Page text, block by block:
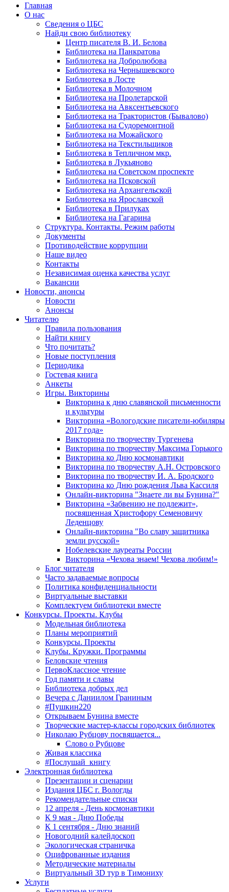
Главная
О нас
Сведения о ЦБС
Найди свою библиотеку
Центр писателя В. И. Белова
Библиотека на Панкратова
Библиотека на Добролюбова
Библиотека на Чернышевского
Библиотека в Лосте
Библиотека в Молочном
Библиотека на Пролетарской
Библиотека на Авксентьевского
Библиотека на Трактористов (Бывалово)
Библиотека на Судоремонтной
Библиотека на Можайского
Библиотека на Текстильщиков
Библиотека в Тепличном мкр.
Библиотека в Лукьяново
Библиотека на Советском проспекте
Библиотека на Псковской
Библиотека на Архангельской
Библиотека на Ярославской
Библиотека в Прилуках
Библиотека на Гагарина
Структура. Контакты. Режим работы
Документы
Противодействие коррупции
Наше видео
Контакты
Независимая оценка качества услуг
Вакансии
Новости, анонсы
Новости
Анонсы
Читателю
Правила пользования
Найти книгу
Что почитать?
Новые поступления
Периодика
Гостевая книга
Анкеты
Игры. Викторины
Викторина к дню славянской письменности
и культуры
Викторина «Вологодские писатели-юбиляры
2017 года»
Викторина по творчеству Тургенева
Викторина по творчеству Максима Горького
Викторина ко Дню космонавтики
Викторина по творчеству А.Н. Островского
Викторина по творчеству И. А. Бродского
Викторина ко Дню рождения Льва Кассиля
Онлайн-викторина "Знаете ли вы Бунина?"
Викторина «Забвению не подлежит»,
посвященная Христофору Семеновичу
Леденцову
Онлайн-викторина "Во славу защитника
земли русской»
Нобелевские лауреаты России
Викторина «Чехова знаем! Чехова любим!»
Блог читателя
Часто задаваемые вопросы
Политика конфиденциальности
Виртуальные выставки
Комплектуем библиотеки вместе
Конкурсы. Проекты. Клубы
Модельная библиотека
Планы мероприятий
Конкурсы. Проекты
Клубы. Кружки. Программы
Беловские чтения
ПервоКлассное чтение
Год памяти и славы
Библиотека добрых дел
Вечера с Даниилом Граниным
#Пушкин220
Открываем Бунина вместе
Творческие мастер-классы городских библиотек
Николаю Рубцову посвящается...
Слово о Рубцове
Живая классика
#Послушай_книгу
Электронная библиотека
Презентации и сценарии
Издания ЦБС г. Вологды
Рекомендательные списки
12 апреля - День космонавтики
К 9 мая - Дню Победы
К 1 сентября - Дню знаний
Новогодний калейдоскоп
Экологическая страничка
Оцифрованные издания
Методические материалы
Виртуальный 3D тур в Тимониху
Услуги